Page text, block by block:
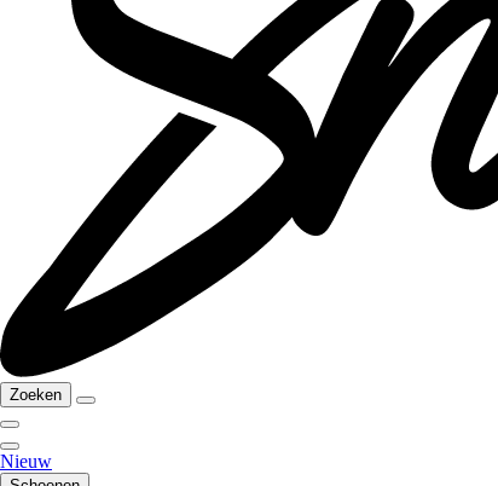
Zoeken
Nieuw